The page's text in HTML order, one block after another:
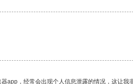
app，经常会出现个人信息泄露的情况，这让我